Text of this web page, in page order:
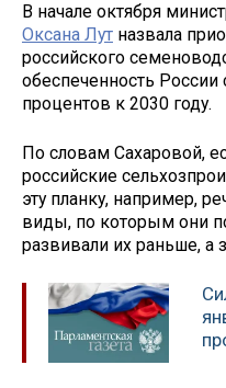
В начале октября
Оксана Лут назвала
российского
обеспеченность
процентов к 2030 году.
По словам Сахаровой,
российские
эту планку, например,
виды, по которым они
развивали их раньше, а